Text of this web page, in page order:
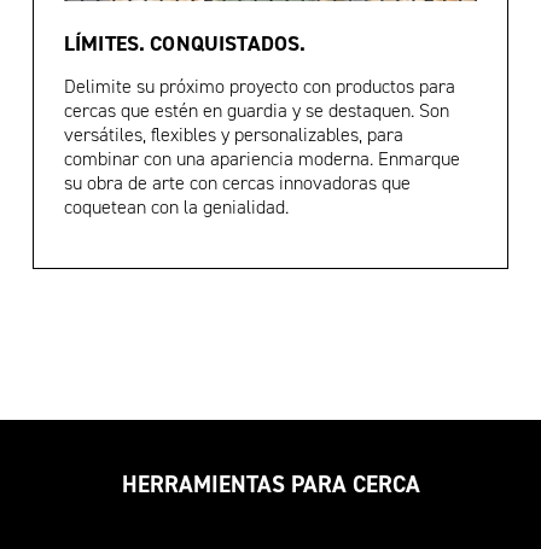
LÍMITES. CONQUISTADOS.
Delimite su próximo proyecto con productos para
cercas que estén en guardia y se destaquen. Son
versátiles, flexibles y personalizables, para
combinar con una apariencia moderna. Enmarque
su obra de arte con cercas innovadoras que
coquetean con la genialidad.
HERRAMIENTAS PARA CERCA